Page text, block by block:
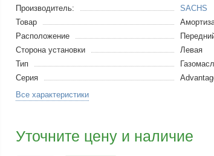
Производитель:
SACHS
Товар
Расположение
Сторона установки
Левая
Тип
Серия
Все характеристики
Уточните цену и наличие